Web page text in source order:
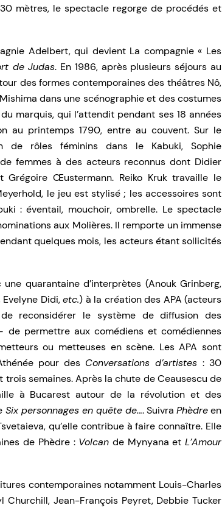
mètres, le spectacle regorge de procédés et
Adelbert, qui devient La compagnie « Les
de Judas. En 1986, après plusieurs séjours au
des formes contemporaines des théâtres Nô,
dans une scénographie et des costumes
marquis, qui l’attendit pendant ses 18 années
au printemps 1790, entre au couvent. Sur le
de rôles féminins dans le Kabuki, Sophie
femmes à des acteurs reconnus dont Didier
Grégoire Œustermann. Reiko Kruk travaille le
le jeu est stylisé ; les accessoires sont
: éventail, mouchoir, ombrelle. Le spectacle
aux Molières. Il remporte un immense
quelques mois, les acteurs étant sollicités
quarantaine d’interprètes (Anouk Grinberg,
Didi,etc.) à la création des APA (acteurs
reconsidérer le système de diffusion des
de permettre aux comédiens et comédiennes
ou metteuses en scène. Les APA sont
pour des Conversations d’artistes: 30
semaines. Après la chute de Ceausescu de
à Bucarest autour de la révolution et des
Six personnages en quête de…. Suivra Phèdreen
qu’elle contribue à faire connaître. Elle
de Phèdre : Volcan de Mynyana etL’Amour
contemporaines notamment Louis-Charles
Churchill, Jean-François Peyret, Debbie Tucker